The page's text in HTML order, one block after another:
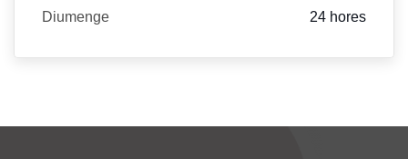
Diumenge 24 hores